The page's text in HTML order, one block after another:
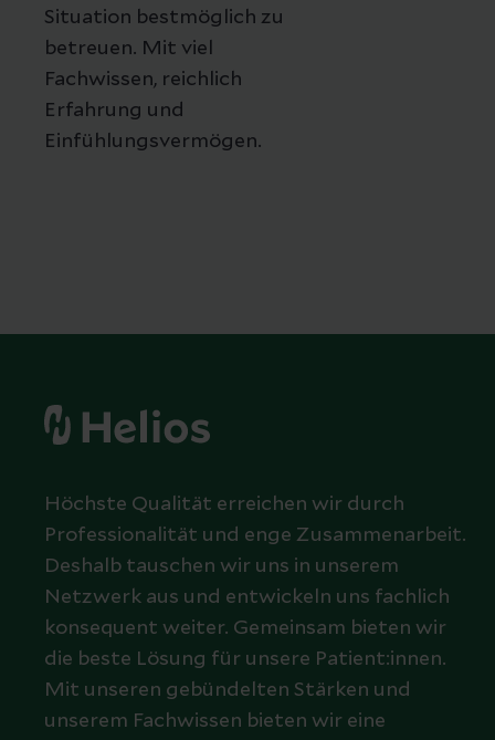
Situation bestmöglich zu
betreuen. Mit viel
Fachwissen, reichlich
Erfahrung und
Einfühlungsvermögen.
Höchste Qualität erreichen wir durch
Professionalität und enge Zusammenarbeit.
Deshalb tauschen wir uns in unserem
Netzwerk aus und entwickeln uns fachlich
konsequent weiter. Gemeinsam bieten wir
die beste Lösung für unsere Patient:innen.
Mit unseren gebündelten Stärken und
unserem Fachwissen bieten wir eine